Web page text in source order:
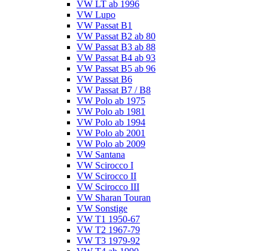
VW LT ab 1996
VW Lupo
VW Passat B1
VW Passat B2 ab 80
VW Passat B3 ab 88
VW Passat B4 ab 93
VW Passat B5 ab 96
VW Passat B6
VW Passat B7 / B8
VW Polo ab 1975
VW Polo ab 1981
VW Polo ab 1994
VW Polo ab 2001
VW Polo ab 2009
VW Santana
VW Scirocco I
VW Scirocco II
VW Scirocco III
VW Sharan Touran
VW Sonstige
VW T1 1950-67
VW T2 1967-79
VW T3 1979-92